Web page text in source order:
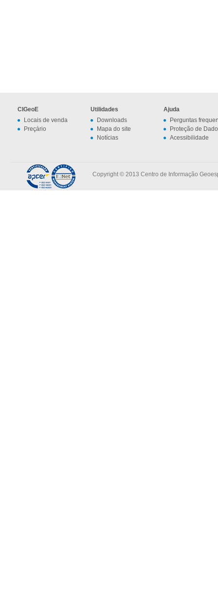
CIGeoE
Locais de venda
Preçário
Utilidades
Downloads
Mapa do site
Notícias
Ajuda
Perguntas
Proteção de
Acessibilidade
Copyright © 2013 Centro de Informação